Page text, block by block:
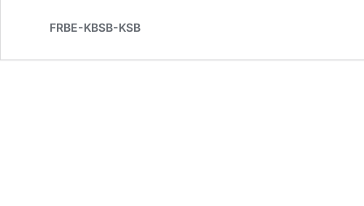
FRBE-KBSB-KSB